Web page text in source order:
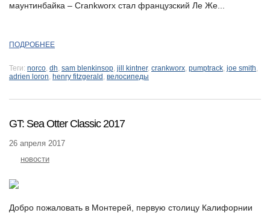
маунтинбайка – Crankworx стал французский Ле Же...
ПОДРОБНЕЕ
Теги: norco, dh, sam blenkinsop, jill kintner, crankworx, pumptrack, joe smith,
adrien loron, henry fitzgerald , велосипеды
GT: Sea Otter Classic 2017
26 апреля 2017
новости
Добро пожаловать в Монтерей, первую столицу Калифорнии